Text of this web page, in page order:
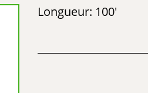
Longueur: 100′